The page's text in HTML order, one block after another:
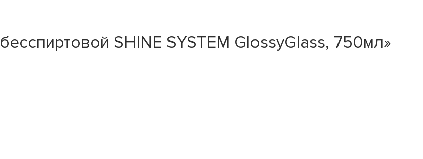
SHINE SYSTEM GlossyGlass, 750мл»